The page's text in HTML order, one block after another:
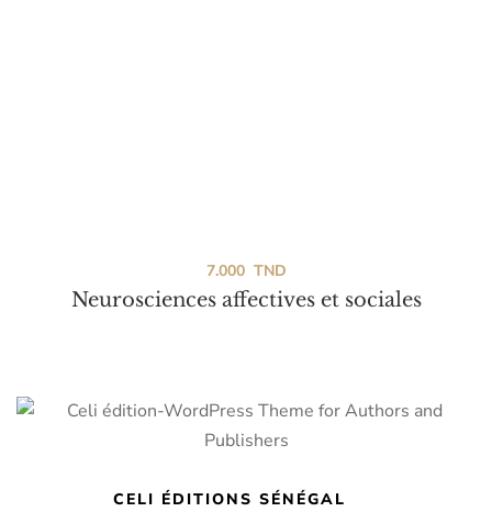
Neurosciences affectives et sociales
7.000 TND
CELI ÉDITIONS SÉNÉGAL